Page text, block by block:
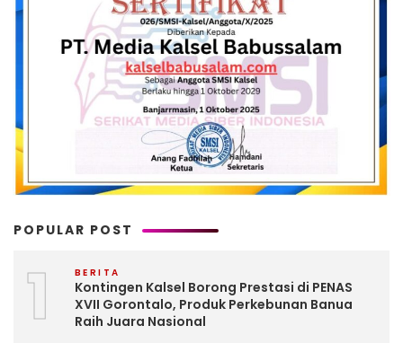
POPULAR POST
1 BERITA
Kontingen Kalsel Borong Prestasi di PENAS
XVII Gorontalo, Produk Perkebunan Banua
Raih Juara Nasional